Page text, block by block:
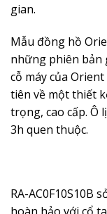
gian.
Mẫu đồng hồ
những phiên bản
cỗ máy của
tiên về một thiết
trọng, cao cấp. Ô
3h quen thuộc.
RA-AC0F10S10B